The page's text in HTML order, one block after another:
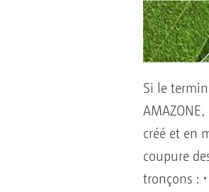
Si le
créé et en
coupure
tronçons :